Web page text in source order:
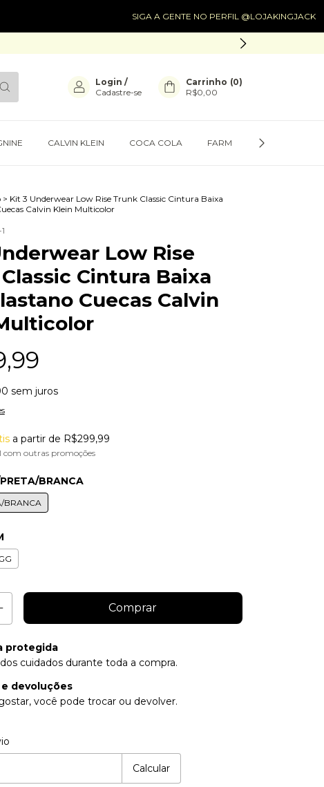
SIGA A GENTE NO PERFIL @LOJAKINGJACK SIGA A
Login /
Cadastre-se
Carrinho (0)
R$0,00
CALVIN KLEIN COCA COLA FARM PRESENTES
> Kit 3 Underwear Low Rise Trunk Classic Cintura Baixa
Calvin Klein Multicolor
Low Rise
Cintura Baixa
Cuecas Calvin
sem juros
a partir de R$299,99
com outras promoções
BRANCA
BRANCA
protegida
cuidados durante toda a compra.
devoluções
você pode trocar ou devolver.
Calcular